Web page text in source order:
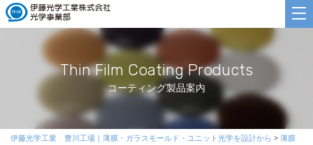
Thin Film Coating Products
コーティング製品案内
伊藤光学工業 豊川工場｜薄膜・ガラスモールド・ユニット光学を設計から > 薄膜